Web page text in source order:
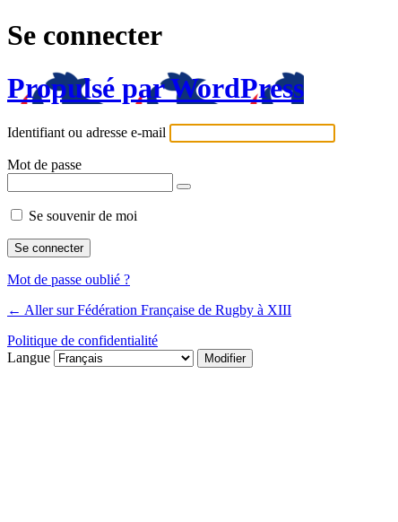
Se connecter
Propulsé par WordPress
Identifiant ou adresse e-mail
Mot de passe
Se souvenir de moi
Mot de passe oublié ?
← Aller sur Fédération Française de Rugby à XIII
Politique de confidentialité
Langue